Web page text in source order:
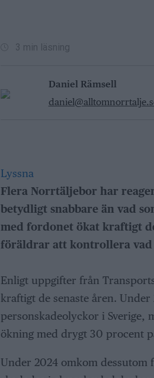
3 min läsning
Daniel Rämsell
Lyssna
Flera Norrtäljebor har
betydligt snabbare än vad
med fordonet ökat kraftigt
föräldrar att kontrollera
Enligt uppgifter från
kraftigt de senaste åren.
personskadeolyckor i Sverige,
ökning med drygt 30 procent
Under 2024 omkom dessutom